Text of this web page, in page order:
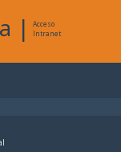
|
Acceso
Intranet